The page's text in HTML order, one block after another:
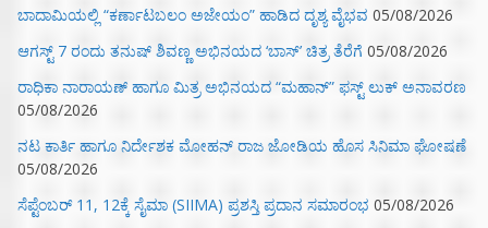
ಬಾದಾಮಿಯಲ್ಲಿ “ಕರ್ಣಾಟಬಲಂ ಅಜೇಯಂ” ಹಾಡಿದ ದೃಶ್ಯ ವೈಭವ 05/08/2026
ಆಗಸ್ಟ್ 7 ರಂದು ತನುಷ್ ಶಿವಣ್ಣ ಅಭಿನಯದ ‘ಬಾಸ್’ ಚಿತ್ರ ತೆರೆಗೆ 05/08/2026
ರಾಧಿಕಾ ನಾರಾಯಣ್ ಹಾಗೂ ಮಿತ್ರ ಅಭಿನಯದ “ಮಹಾನ್” ಫಸ್ಟ್ ಲುಕ್ ಅನಾವರಣ
05/08/2026
ನಟ ಕಾರ್ತಿ ಹಾಗೂ ನಿರ್ದೇಶಕ ಮೋಹನ್ ರಾಜ ಜೋಡಿಯ ಹೊಸ ಸಿನಿಮಾ ಘೋಷಣೆ
05/08/2026
ಸೆಪ್ಟೆಂಬರ್ 11, 12ಕ್ಕೆ ಸೈಮಾ (SIIMA) ಪ್ರಶಸ್ತಿ ಪ್ರದಾನ ಸಮಾರಂಭ 05/08/2026